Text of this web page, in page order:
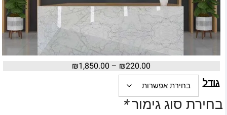
₪220.00
–
₪1,850.00
גודל
בחירת סוג גימור*